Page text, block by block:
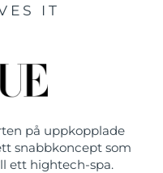
IT
på uppkopplade
snabbkoncept som
ett hightech-spa.